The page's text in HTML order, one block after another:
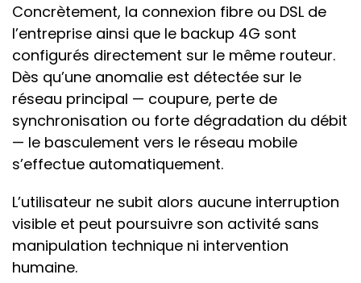
Concrètement, la connexion fibre ou DSL de
l’entreprise ainsi que le backup 4G sont
configurés directement sur le même routeur.
Dès qu’une anomalie est détectée sur le
réseau principal — coupure, perte de
synchronisation ou forte dégradation du débit
— le basculement vers le réseau mobile
s’effectue automatiquement.
L’utilisateur ne subit alors aucune interruption
visible et peut poursuivre son activité sans
manipulation technique ni intervention
humaine.